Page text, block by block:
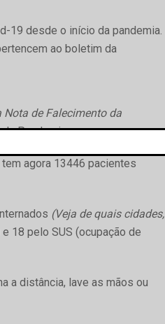
19 desde o início da pandemia.
ao boletim da
Nota de Falecimento da
Pandemia.
agora 13446 pacientes
(Veja de quais cidades,
18 pelo SUS (ocupação de
a distância, lave as mãos ou